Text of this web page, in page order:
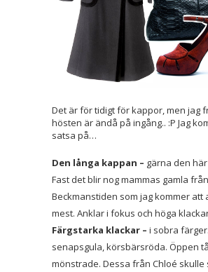
Det är för tidigt för kappor, men jag
hösten är ändå på ingång.. :P Jag
satsa på…
Den långa kappan – gärna den
Fast det blir nog mammas gamla från
Beckmanstiden som jag kommer att
mest. Anklar i fokus och höga
Färgstarka klackar – i sobra
senapsgula, körsbärsröda. Öppen
mönstrade. Dessa från Chloé skulle